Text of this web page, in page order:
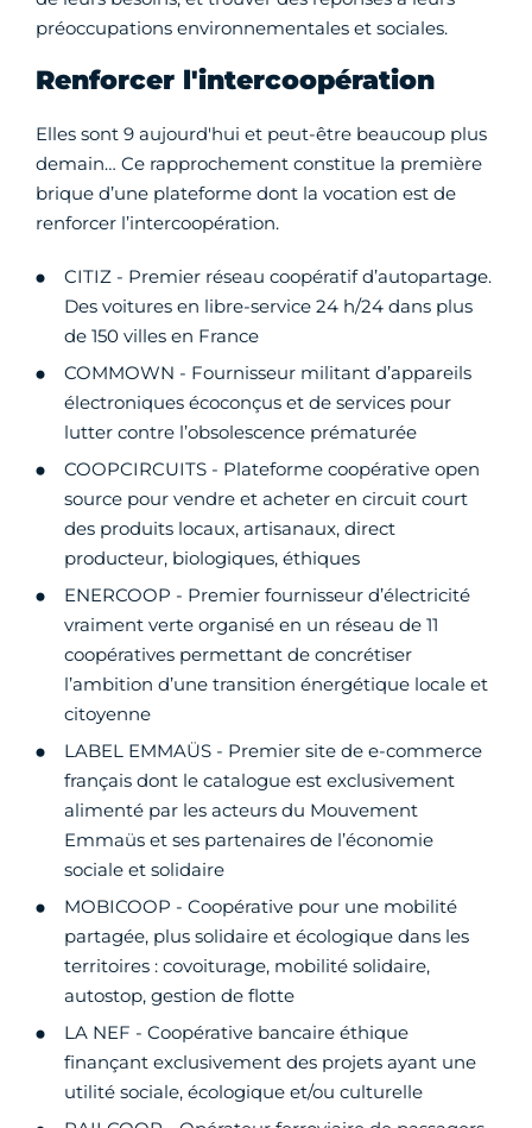
préoccupations environnementales et sociales.
Renforcer l'intercoopération
Elles sont 9 aujourd'hui et peut-être beaucoup plus
demain… Ce rapprochement constitue la première
brique d’une plateforme dont la vocation est de
renforcer l’intercoopération.
CITIZ - Premier réseau coopératif d’autopartage.
Des voitures en libre-service 24 h/24 dans plus
de 150 villes en France
COMMOWN - Fournisseur militant d’appareils
électroniques écoconçus et de services pour
lutter contre l’obsolescence prématurée
COOPCIRCUITS - Plateforme coopérative open
source pour vendre et acheter en circuit court
des produits locaux, artisanaux, direct
producteur, biologiques, éthiques
ENERCOOP - Premier fournisseur d’électricité
vraiment verte organisé en un réseau de 11
coopératives permettant de concrétiser
l’ambition d’une transition énergétique locale et
citoyenne
LABEL EMMAÜS - Premier site de e-commerce
français dont le catalogue est exclusivement
alimenté par les acteurs du Mouvement
Emmaüs et ses partenaires de l’économie
sociale et solidaire
MOBICOOP - Coopérative pour une mobilité
partagée, plus solidaire et écologique dans les
territoires : covoiturage, mobilité solidaire,
autostop, gestion de flotte
LA NEF - Coopérative bancaire éthique
finançant exclusivement des projets ayant une
utilité sociale, écologique et/ou culturelle